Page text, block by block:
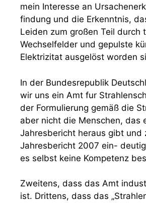
mein Interesse an
findung und die Erkenntnis,
Leiden zum großen Teil durch
Wechselfelder und gepulste
Elektrizitat ausgelöst worden
In der Bundesrepublik
wir uns ein Amt fur
der Formulierung gemäß die
aber nicht die Menschen, das
Jahresbericht heraus gibt und
Jahresbericht 2007 ein-
es selbst keine Kompetenz
Zweitens, dass das Amt
ist. Drittens, dass das